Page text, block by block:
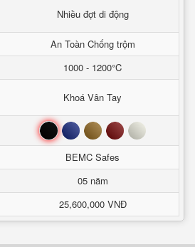
Nhiều đợt di động
An Toàn Chống trộm
1000 - 1200°C
Khoá Vân Tay
Đen Xanh Nâu Đỏ Trắng
BEMC Safes
05 năm
25,600,000 VNĐ